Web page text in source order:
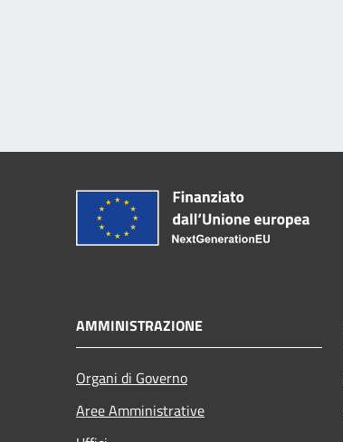
AMMINISTRAZIONE
Organi di Governo
Aree Amministrative